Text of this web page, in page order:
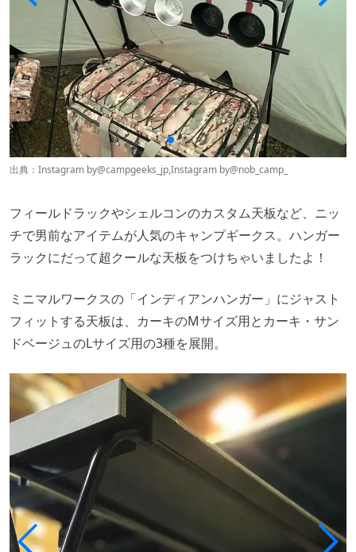
出典：Instagram by@campgeeks_jp,Instagram by@nob_camp_
フィールドラックやシェルコンのカスタム天板など、ニッ
チで男前なアイテムが人気のキャンプギークス。ハンガー
ラックにだって超クールな天板をつけちゃいましたよ！
ミニマルワークスの「インディアンハンガー」にジャスト
フィットする天板は、カーキのMサイズ用とカーキ・サン
ドベージュのLサイズ用の3種を展開。